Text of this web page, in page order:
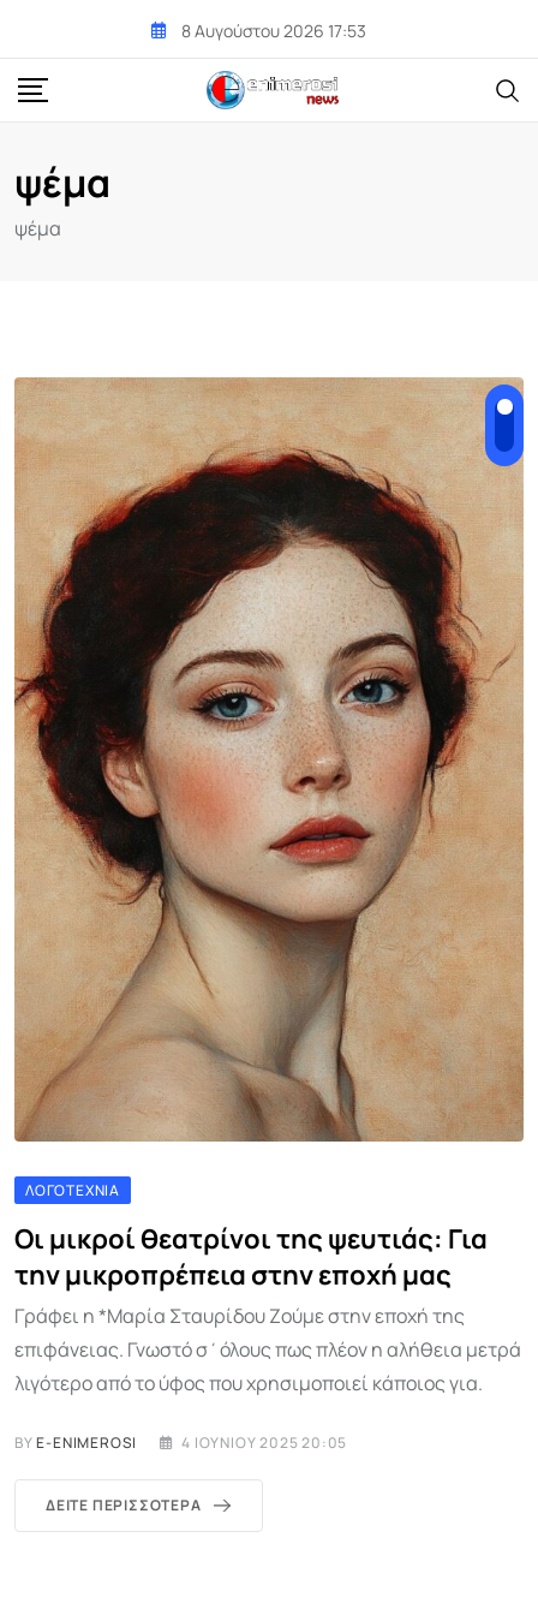
content
8 Αυγούστου 2026 17:53
ψέμα
ψέμα
ΛΟΓΟΤΕΧΝΊΑ
Οι μικροί θεατρίνοι της ψευτιάς: Για
την μικροπρέπεια στην εποχή μας
Γράφει η *Μαρία Σταυρίδου Ζούμε στην εποχή της
επιφάνειας. Γνωστό σ΄όλους πως πλέον η αλήθεια μετρά
λιγότερο από το ύφος που χρησιμοποιεί κάποιος για.
BYE-ENIMEROSI 4 ΙΟΥΝΊΟΥ 2025 20:05
ΔΕΊΤΕ ΠΕΡΙΣΣΌΤΕΡΑ